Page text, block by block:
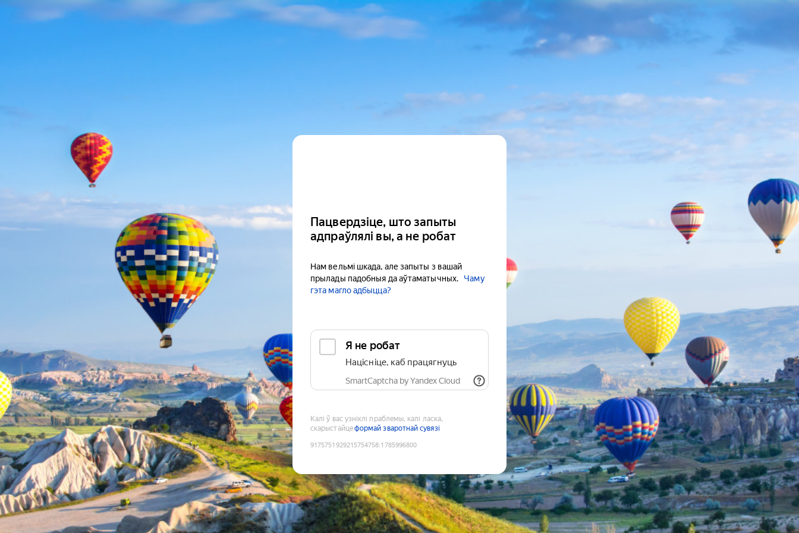
Пацвердзіце, што запыты
адпраўлялі вы, а не робат
Нам вельмі шкада, але запыты з вашай
прылады падобныя да аўтаматычных.
Чаму
гэта магло адбыцца?
Я не робат
Націсніце, каб працягнуць
SmartCaptcha by Yandex Cloud
Калі ў вас узніклі праблемы, калі ласка,
скарыстайцеформай зваротнай сувязі
9175751929215754758:1785996800